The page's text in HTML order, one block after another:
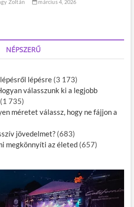
Zoltán március 4, 2026
NÉPSZERŰ
lépésre (3 173)
válasszunk ki a legjobb
(1 735)
méretet válassz, hogy ne fájjon a
jövedelmet? (683)
megkönnyíti az életed (657)